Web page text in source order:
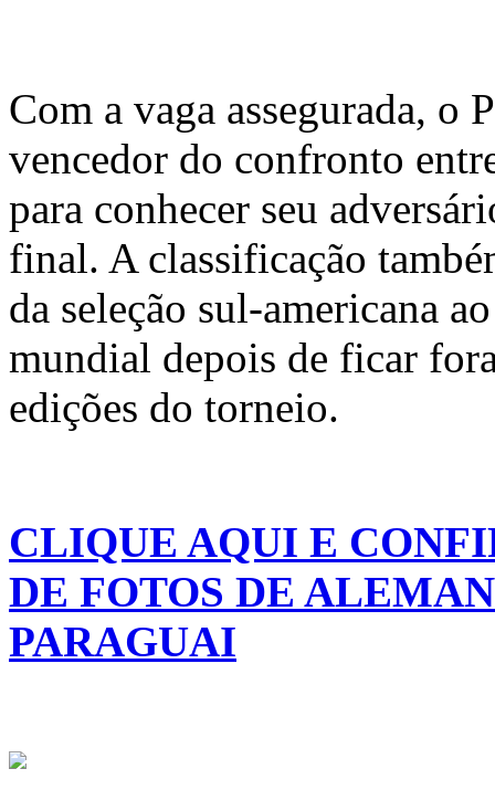
Com a vaga assegurada, o
vencedor do confronto
para conhecer seu
final. A classificação
da seleção sul-americana
mundial depois de ficar
edições do torneio.
CLIQUE AQUI E
DE FOTOS DE
PARAGUAI